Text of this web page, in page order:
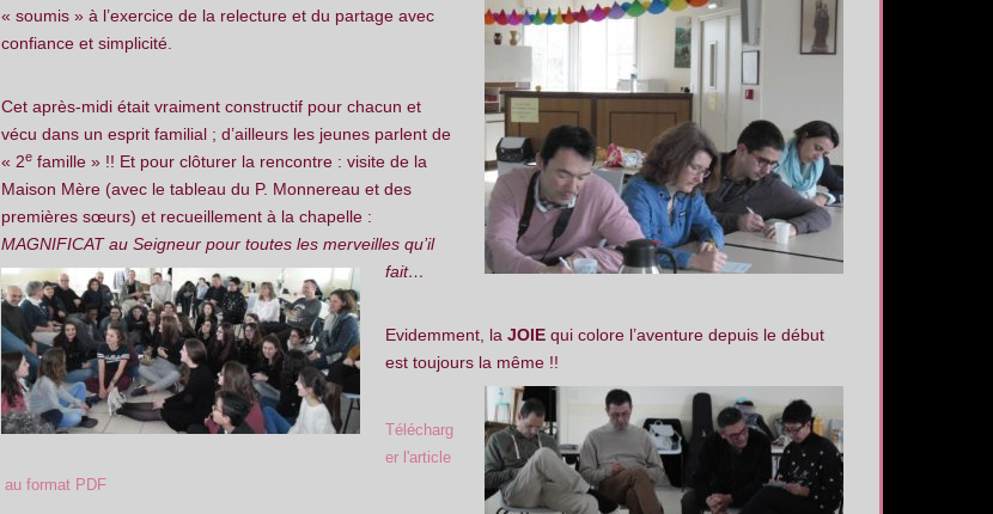
« soumis » à l’exercice de la relecture et du partage avec
confiance et simplicité.
Cet après-midi était vraiment constructif pour chacun et
vécu dans un esprit familial ; d’ailleurs les jeunes parlent de
« 2e famille » !! Et pour clôturer la rencontre : visite de la
Maison Mère (avec le tableau du P. Monnereau et des
premières sœurs) et recueillement à la chapelle :
MAGNIFICAT au Seigneur pour toutes les merveilles qu’il
fait…
Evidemment, la JOIE qui colore l’aventure depuis le début
est toujours la même !!
Télécharg
er l'article
au format PDF